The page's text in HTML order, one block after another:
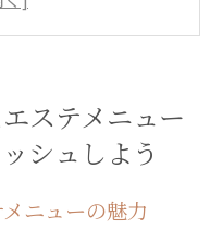
身リフレッシュと
ステメニュー
シュしよう
ニューの魅力